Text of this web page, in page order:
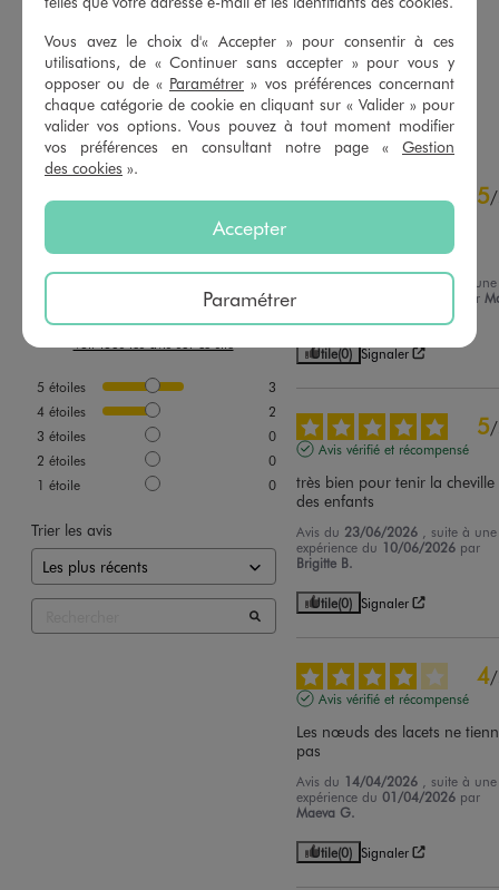
19,99 €
5/5 de moyenne
(24 avis)
AJOUTERAU PANIER
9,99 €
5/5 de moyenne
(18 avis)
AJOUTERAU PANIER
4.6/5
avis soumis à un
contrôle
5 étoiles
3
4 étoiles
2
3 étoiles
0
2 étoiles
0
1 étoile 0
Trier les avis
5/
Très girly,  et moderne
, suite à une
par
Utile(0) Signaler
5/
Avis vérifié et récompensé
très bien pour tenir la cheville
des enfants
Avis du 23/06/2026
, suite à une
expérience du 10/06/2026 par
Brigitte B.
Utile(0) Signaler
4/
Avis vérifié et récompensé
Les nœuds des lacets ne
pas
Avis du 14/04/2026
, suite à une
expérience du01/04/2026 par
Maeva G.
Utile(0) Signaler
Vous avez le choix d'« Accepter » pour consentir à ces
utilisations, de « Continuer sans accepter » pour vous y
opposer ou de « Paramétrer » vos préférences concernant
chaque catégorie de cookie en cliquant sur « Valider » pour
valider vos options. Vous pouvez à tout moment modifier
vos préférences en consultant notre page « Gestion
des cookies ».
Accepter
Paramétrer